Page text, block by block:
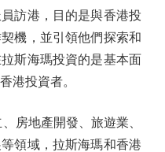
訪港，目的是與香港投
機，並引領他們探索和
斯海瑪投資的是基本面
港投資者。
地產開發、旅遊業、
領域，拉斯海瑪和香港